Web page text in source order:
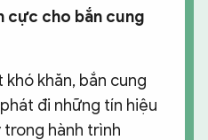
cực cho bắn cung
khó khăn, bắn cung
đi những tín hiệu
hành trình